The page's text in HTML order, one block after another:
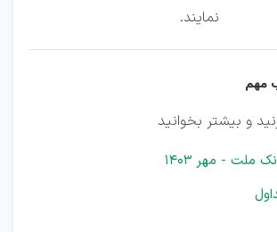
نمایند.
مهم
و بیشتر بخوانید
ملت - مهر 1403